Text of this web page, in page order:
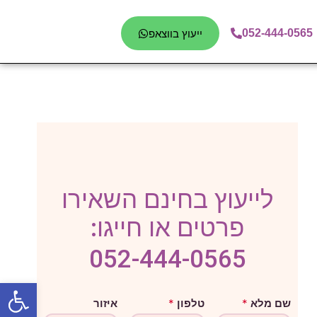
052-444-0565 ייעוץ בווצאפ
לייעוץ בחינם השאירו
פרטים או חייגו:
052-444-0565
שם מלא * טלפון * איזור א
י
פתח